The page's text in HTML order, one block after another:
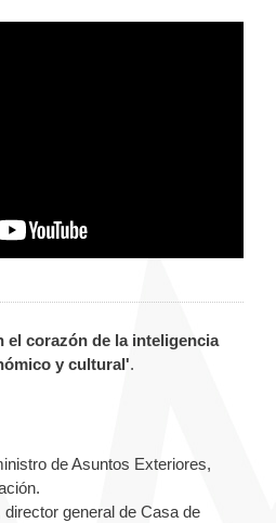
el corazón de la inteligencia
y cultural'.
de Asuntos Exteriores,
director general de Casa de